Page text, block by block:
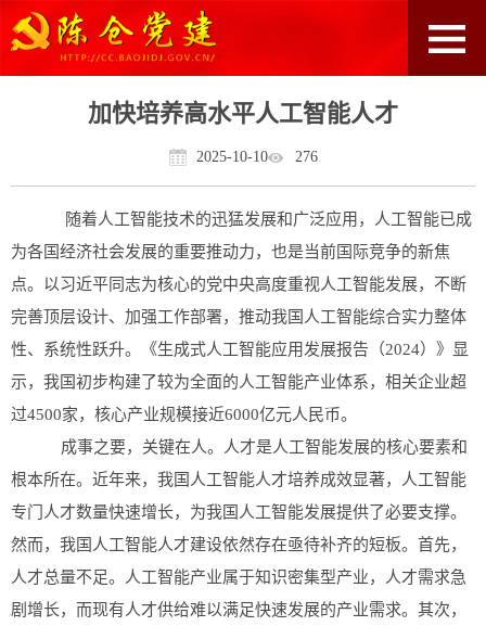
加快培养高水平人工智能人才
2025-10-10 276
随着人工智能技术的迅猛发展和广泛应用，人工智能已成
为各国经济社会发展的重要推动力，也是当前国际竞争的新焦
点。以习近平同志为核心的党中央高度重视人工智能发展，不断
完善顶层设计、加强工作部署，推动我国人工智能综合实力整体
性、系统性跃升。《生成式人工智能应用发展报告（2024）》显
示，我国初步构建了较为全面的人工智能产业体系，相关企业超
过4500家，核心产业规模接近6000亿元人民币。
成事之要，关键在人。人才是人工智能发展的核心要素和
根本所在。近年来，我国人工智能人才培养成效显著，人工智能
专门人才数量快速增长，为我国人工智能发展提供了必要支撑。
然而，我国人工智能人才建设依然存在亟待补齐的短板。首先，
人才总量不足。人工智能产业属于知识密集型产业，人才需求急
剧增长，而现有人才供给难以满足快速发展的产业需求。其次，